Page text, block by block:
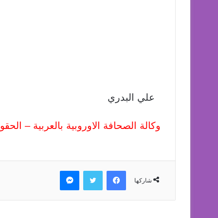
علي البدري
وكالة الصحافة الاوروبية بالعربية –
شاركها
فيسبوك تويتر ماسنجر